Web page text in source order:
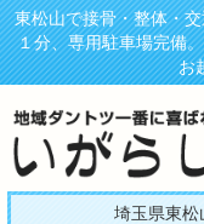
東松山で接骨・整体・
１分、専用駐車場完備
お
埼玉県東